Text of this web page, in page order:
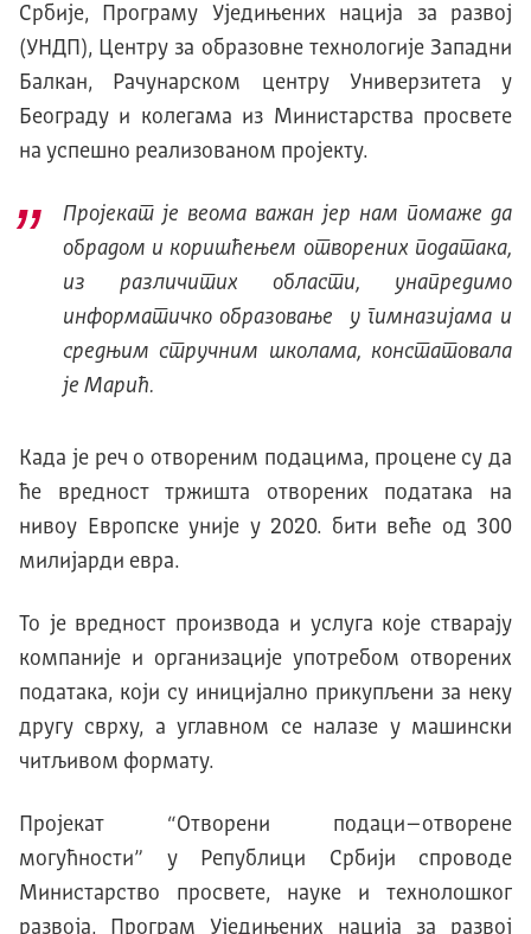
Србије, Програму Уједињених нација за развој
(УНДП), Центру за образовне технологије Западни
Балкан, Рачунарском центру Универзитета у
Београду и колегама из Министарства просвете
на успешно реализованом пројекту.
Пројекат је веома важан јер нам помаже да
обрадом и коришћењем отворених података,
из различитих области, унапредимо
информатичко образовање у гимназијама и
средњим стручним школама, констатовала
је Марић.
Када је реч о отвореним подацима, процене су да
ће вредност тржишта отворених података на
нивоу Европске уније у 2020. бити веће од 300
милијарди евра.
То је вредност производа и услуга које стварају
компаније и организације употребом отворених
података, који су иницијално прикупљени за неку
другу сврху, а углавном се налазе у машински
читљивом формату.
Пројекат “Отворени подаци–отворене
могућности” у Републици Србији спроводе
Министарство просвете, науке и технолошког
развоја, Програм Уједињених нација за развој